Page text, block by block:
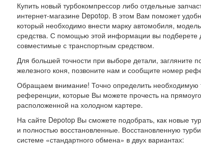
Купить новый турбокомпрессор либо отдельные
интернет-магазине Depotop. В этом Вам поможет
который необходимо внести марку автомобиля,
средства. С помощью этой информации вы подберете
совместимые с транспортным средством.
Для большей точности при выборе детали, загляните
железного коня, позвоните нам и сообщите номер
Обращаем внимание! Точно определить необходимую
референции, которые Вы можете прочесть на
расположенной на холодном картере.
На сайте Depotop Вы сможете подобрать, как новые
и полностью восстановленные. Восстановленную
системе «стандартного обмена» в двух вариантах: